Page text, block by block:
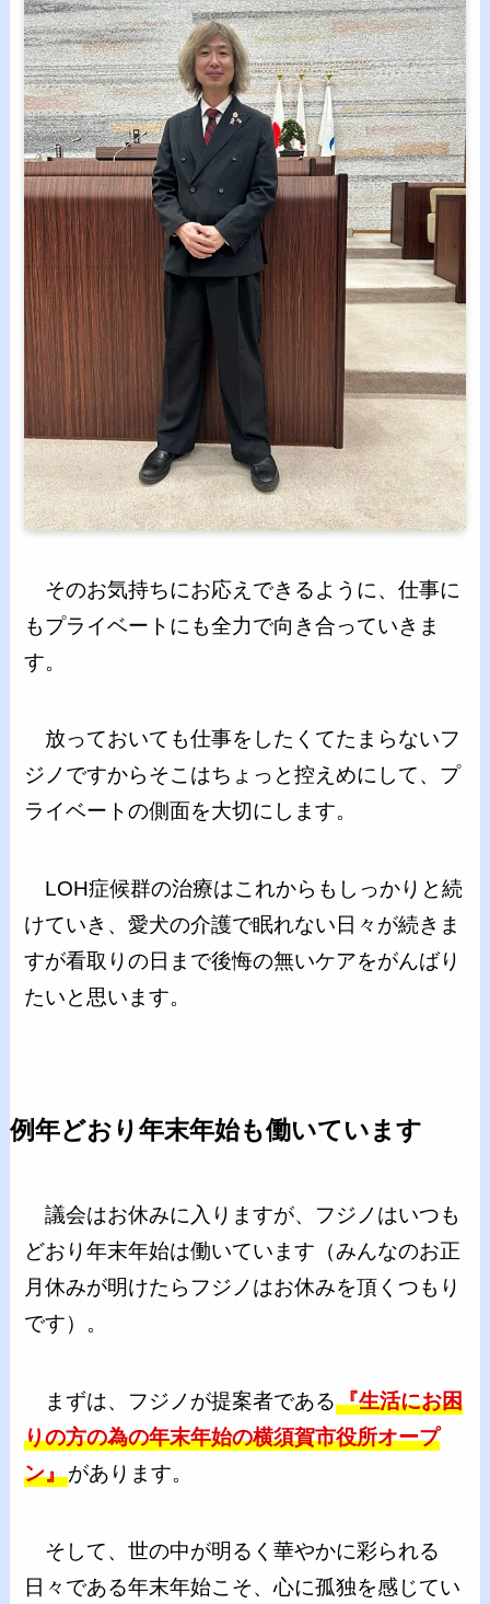
そのお気持ちにお応えできるように、仕事に
もプライベートにも全力で向き合っていきま
す。
放っておいても仕事をしたくてたまらないフ
ジノですからそこはちょっと控えめにして、プ
ライベートの側面を大切にします。
LOH症候群の治療はこれからもしっかりと続
けていき、愛犬の介護で眠れない日々が続きま
すが看取りの日まで後悔の無いケアをがんばり
たいと思います。
例年どおり年末年始も働いています
議会はお休みに入りますが、フジノはいつも
どおり年末年始は働いています（みんなのお正
月休みが明けたらフジノはお休みを頂くつもり
です）。
まずは、フジノが提案者である『生活にお困
りの方の為の年末年始の横須賀市役所オープ
ン』があります。
そして、世の中が明るく華やかに彩られる
日々である年末年始こそ、心に孤独を感じてい